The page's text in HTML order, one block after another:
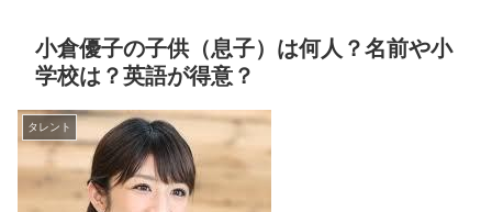
小倉優子の子供（息子）は何人？名前や小
学校は？英語が得意？
タレント